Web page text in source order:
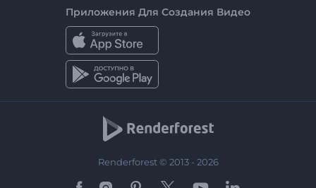
Приложения Для Создания Видео
Renderforest © 2013 - 2026